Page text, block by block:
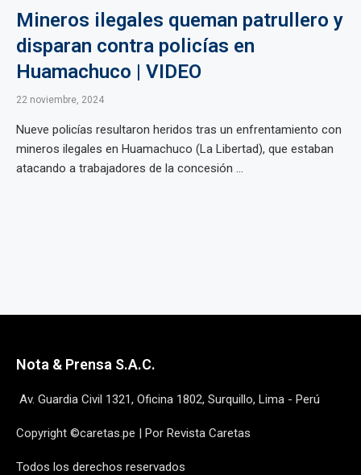
Mineros ilegales queman patrullero y
disparan contra policías en
Huamachuco | VIDEO
22 noviembre, 2024
Nueve policías resultaron heridos tras un enfrentamiento con
mineros ilegales en Huamachuco (La Libertad), que estaban
atacando a trabajadores de la concesión ...
Nota & Prensa S.A.C.
Av. Guardia Civil 1321, Oficina 1802, Surquillo, Lima - Perú
Copyright ©caretas.pe | Por Revista Caretas
Todos los derechos reservados